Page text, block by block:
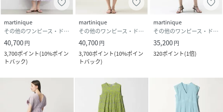
martinique
その他のワンピース・ドレス
40,700円
3,700ポイント(10%ポイン
トバック)
martinique
その他のワンピース・ドレス
40,700円
3,700ポイント(10%ポイン
トバック)
martinique
その他のワンピース・ドレス
35,200円
320ポイント(1倍)